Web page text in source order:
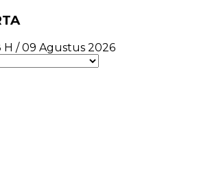
H / 09 Agustus 2026